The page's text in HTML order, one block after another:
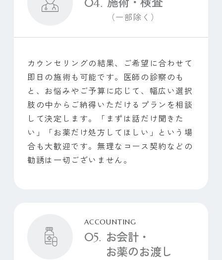
（一部除く）
カウンセリングの結果、ご希望に合わせて
即日の施術も可能です。医師の診察のも
と、お悩みやご予算に応じて、幅広い選択
肢の中からご納得いただけるプランを相談
して決定します。「まずは話だけ聞きた
い」「お薬だけ処方してほしい」という場
合も大歓迎です。無理なコース契約などの
勧誘は一切ございません。
ACCOUNTING
お会計・
お薬のお渡し